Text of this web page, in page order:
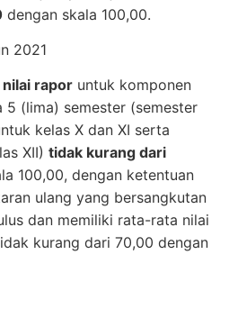
dengan skala 100,00.
2021
rapor untuk komponen
5 (lima) semester (semester
kelas X dan XI serta
XII) tidak kurang dari
100,00, dengan ketentuan
ulang yang bersangkutan
dan memiliki rata-rata nilai
kurang dari 70,00 dengan